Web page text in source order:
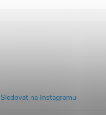
Sledovat na Instagramu